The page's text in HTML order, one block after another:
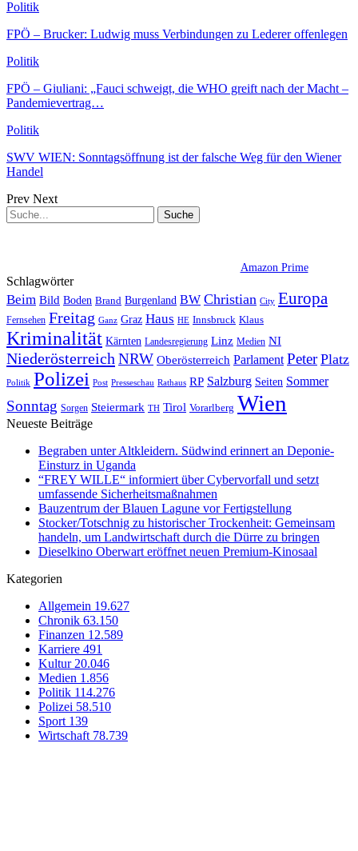
Politik
FPÖ – Brucker: Ludwig muss Verbindungen zu Lederer offenlegen
Politik
FPÖ – Giuliani: „Fauci schweigt, die WHO greift nach der Macht –
Pandemievertrag…
Politik
SWV WIEN: Sonntagsöffnung ist der falsche Weg für den Wiener
Handel
Prev Next
Amazon Prime
Schlagwörter
Beim Bild Boden Brand Burgenland BW Christian City Europa
Fernsehen Freitag Ganz Graz Haus HE Innsbruck Klaus
Kriminalität Kärnten Landesregierung Linz Medien NI
Niederösterreich NRW Oberösterreich Parlament Peter Platz
Politik Polizei Post Presseschau Rathaus RP Salzburg Seiten Sommer
Sonntag Sorgen Steiermark TH Tirol Vorarlberg Wien
Neueste Beiträge
Begraben unter Altkleidern. Südwind erinnert an Deponie-
Einsturz in Uganda
“FREY WILLE“ informiert über Cybervorfall und setzt
umfassende Sicherheitsmaßnahmen
Bauzentrum der Blauen Lagune vor Fertigstellung
Stocker/Totschnig zu historischer Trockenheit: Gemeinsam
handeln, um Landwirtschaft durch die Dürre zu bringen
Dieselkino Oberwart eröffnet neuen Premium-Kinosaal
Kategorien
Allgemein 19.627
Chronik 63.150
Finanzen 12.589
Karriere 491
Kultur 20.046
Medien 1.856
Politik 114.276
Polizei 58.510
Sport 139
Wirtschaft 78.739